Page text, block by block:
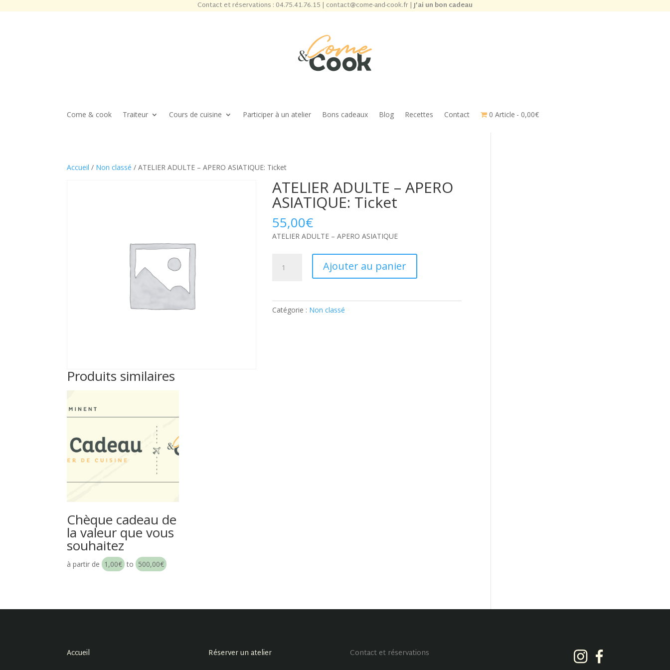
Contact et réservations : 04.75.41.76.15 | contact@come-and-cook.fr|J’ai un bon cadeau
Come & cook Traiteur Cours de cuisine Participer à un atelier Bons cadeaux Blog Recettes Contact 0 Article 0,00€
Accueil / Non classé / ATELIER ADULTE – APERO ASIATIQUE: Ticket
ATELIER ADULTE – APERO
ASIATIQUE: Ticket
55,00€
ATELIER ADULTE – APERO ASIATIQUE
APERO
Ajouter au panier
Catégorie : Non classé
Produits similaires
Chèque cadeau de
la valeur que vous
souhaitez
à partir de 1,00€ to 500,00€
Accueil
Réserver un atelier
Contact et réservations